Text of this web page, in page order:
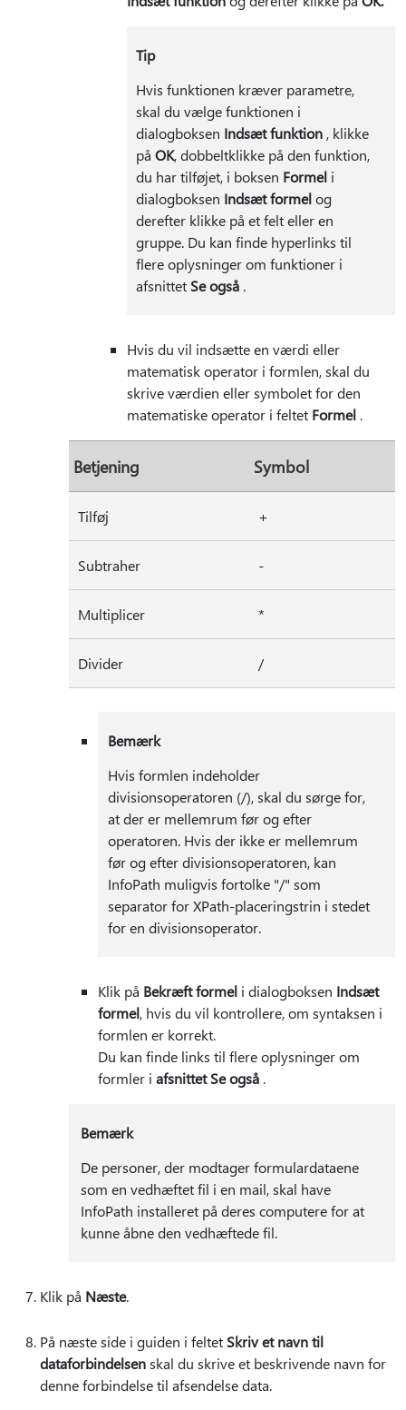
Tip
Hvis funktionen kræver parametre,
skal du vælge funktionen i
dialogboksen Indsæt funktion , klikke
påOK, dobbeltklikke på den funktion,
du har tilføjet, i boksen Formel i
dialogboksen Indsæt formelog
derefter klikke på et felt eller en
gruppe. Du kan finde hyperlinks til
flere oplysninger om funktioner i
afsnittet Se også .
Hvis du vil indsætte en værdi eller
matematisk operator i formlen, skal du
skrive værdien eller symbolet for den
matematiske operator i feltet Formel .
Betjening Symbol
Tilføj +
Subtraher -
Multiplicer *
Divider /
Bemærk
Hvis formlen indeholder
divisionsoperatoren (/), skal du sørge for,
at der er mellemrum før og efter
operatoren. Hvis der ikke er mellemrum
før og efter divisionsoperatoren, kan
InfoPath muligvis fortolke "/" som
separator for XPath-placeringstrin i stedet
for en divisionsoperator.
Klik på Bekræft formel i dialogboksen Indsæt
formel, hvis du vil kontrollere, om syntaksen i
formlen er korrekt.
Du kan finde links til flere oplysninger om
formler i afsnittet Se også .
Bemærk
De personer, der modtager formulardataene
som en vedhæftet fil i en mail, skal have
InfoPath installeret på deres computere for at
kunne åbne den vedhæftede fil.
Klik på Næste.
På næste side i guiden i feltet Skriv et navn til
dataforbindelsenskal du skrive et beskrivende navn for
denne forbindelse til afsendelse data.